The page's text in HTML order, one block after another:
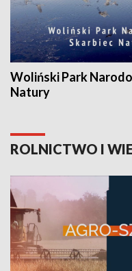
Woliński Park
Natury
ROLNICTWO I